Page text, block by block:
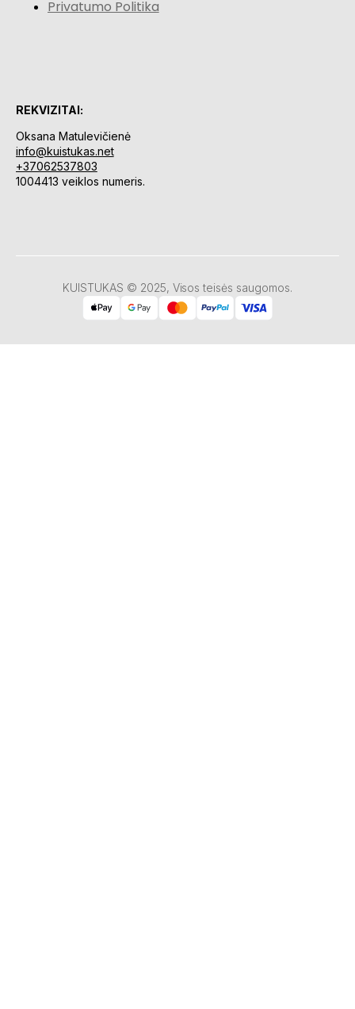
Privatumo Politika
REKVIZITAI:
Oksana Matulevičienė
info@kuistukas.net
+37062537803
1004413 veiklos numeris.
KUISTUKAS © 2025, Visos teisės saugomos.